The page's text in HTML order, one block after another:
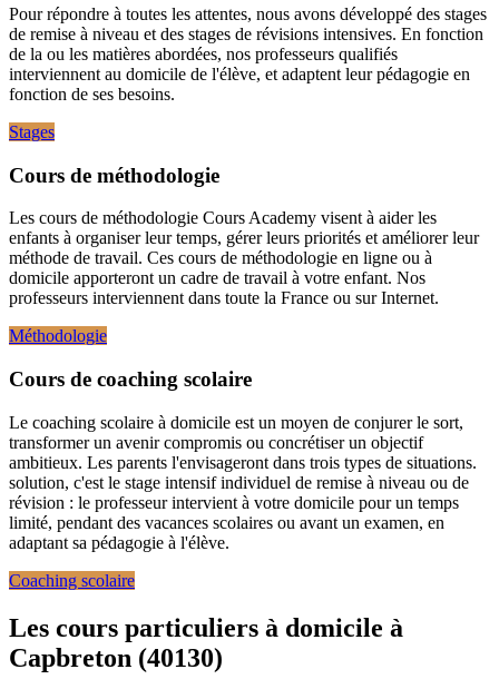
Pour répondre à toutes les attentes, nous avons développé des stages
de remise à niveau et des stages de révisions intensives. En fonction
de la ou les matières abordées, nos professeurs qualifiés
interviennent au domicile de l'élève, et adaptent leur pédagogie en
fonction de ses besoins.
Stages
Cours de méthodologie
Les cours de méthodologie Cours Academy visent à aider les
enfants à organiser leur temps, gérer leurs priorités et améliorer leur
méthode de travail. Ces cours de méthodologie en ligne ou à
domicile apporteront un cadre de travail à votre enfant. Nos
professeurs interviennent dans toute la France ou sur Internet.
Méthodologie
Cours de coaching scolaire
Le coaching scolaire à domicile est un moyen de conjurer le sort,
transformer un avenir compromis ou concrétiser un objectif
ambitieux. Les parents l'envisageront dans trois types de situations.
solution, c'est le stage intensif individuel de remise à niveau ou de
révision : le professeur intervient à votre domicile pour un temps
limité, pendant des vacances scolaires ou avant un examen, en
adaptant sa pédagogie à l'élève.
Coaching scolaire
Les cours particuliers à domicile à
Capbreton (40130)